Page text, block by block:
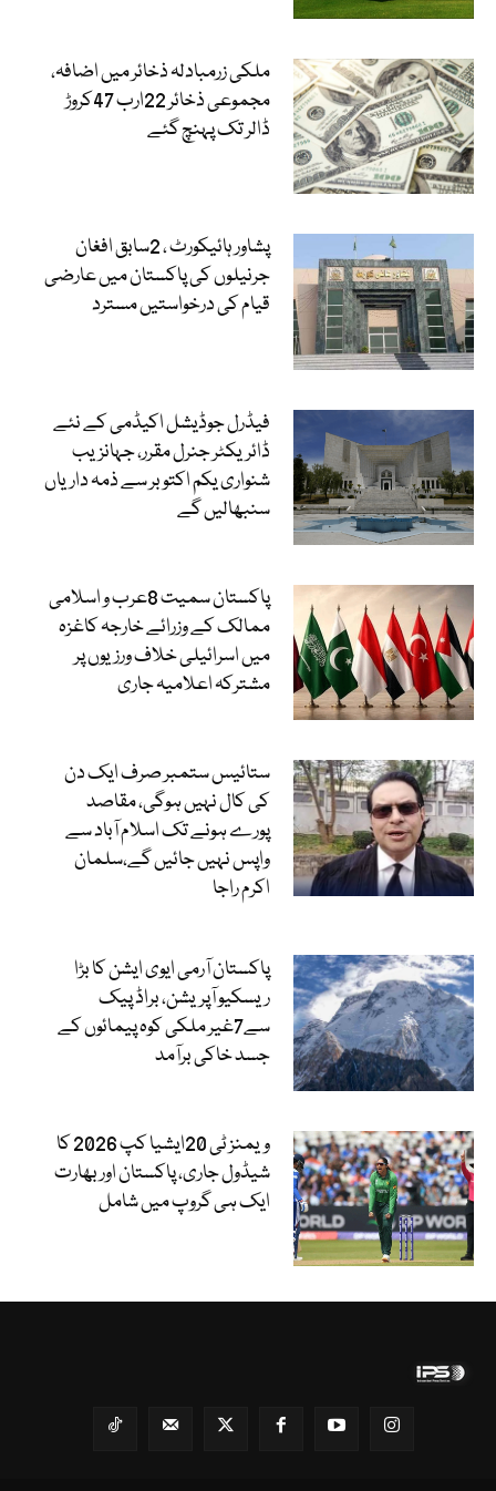
ملکی زرمبادلہ ذخائر میں اضافہ،
مجموعی ذخائر 22ارب 47کروڑ
ڈالر تک پہنچ گئے
پشاور ہائیکورٹ ، 2سابق افغان
جرنیلوں کی پاکستان میں عارضی
قیام کی درخواستیں مسترد
فیڈرل جوڈیشل اکیڈمی کے نئے
ڈائریکٹر جنرل مقرر، جہانزیب
شنواری یکم اکتوبر سے ذمہ داریاں
سنبھالیں گے
پاکستان سمیت 8عرب و اسلامی
ممالک کے وزرائے خارجہ کاغزہ
میں اسرائیلی خلاف ورزیوں پر
مشترکہ اعلامیہ جاری
ستائیس ستمبر صرف ایک دن
کی کال نہیں ہوگی، مقاصد
پورے ہونے تک اسلام آباد سے
واپس نہیں جائیں گے،سلمان
اکرم راجا
پاکستان آرمی ایوی ایشن کا بڑا
ریسکیو آپریشن، براڈ پیک
سے7غیر ملکی کوہ پیمائوں کے
جسد خاکی برآمد
ویمنز ٹی 20ایشیا کپ 2026 کا
شیڈول جاری، پاکستان اور بھارت
ایک ہی گروپ میں شامل